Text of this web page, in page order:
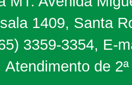
1409, Santa
3359-3354, E-
Atendimento de